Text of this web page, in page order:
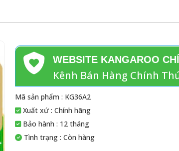
WEBSITE KANGAROO
Kênh Bán Hàng Chính
Mã sản phẩm : KG36A2
Xuất xứ : Chính hãng
Bảo hành : 12 tháng
Tình trạng : Còn hàng